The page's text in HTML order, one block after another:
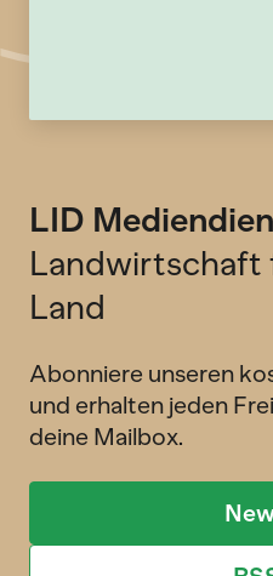
LID
Landwirtschaft
Land
Abonniere unseren
und erhalten jeden
deine Mailbox.